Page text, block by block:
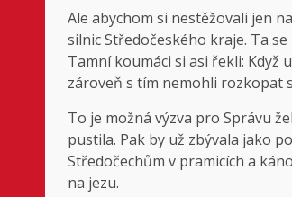
Ale abychom si nestěžovali jen
silnic Středočeského kraje. Ta
Tamní koumáci si asi řekli:
zároveň s tím nemohli rozkopat
To je možná výzva pro Správu
pustila. Pak by už zbývala jako
Středočechům v pramicích a
na jezu.